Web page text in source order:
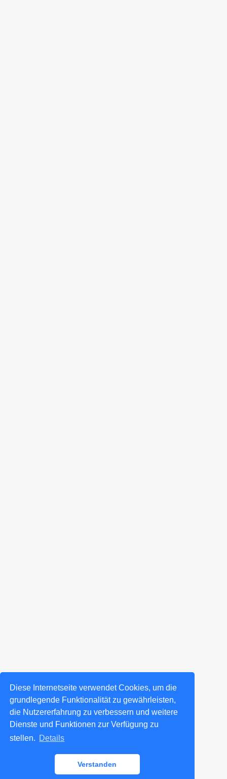
Diese Internetseite verwendet Cookies, um die
grundlegende Funktionalität zu gewährleisten,
die Nutzererfahrung zu verbessern und weitere
Dienste und Funktionen zur Verfügung zu
stellen. Details
Verstanden